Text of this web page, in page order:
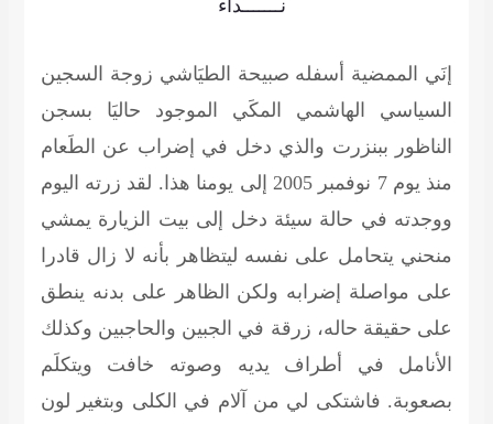
نـــــــداء
إنَي الممضية أسفله صبيحة الطيَاشي زوجة السجين
السياسي الهاشمي المكَي الموجود حاليَا بسجن
الناظور ببنزرت والذي دخل في إضراب عن الطَعام
منذ يوم 7 نوفمبر 2005 إلى يومنا هذا. لقد زرته اليوم
ووجدته في حالة سيئة دخل إلى بيت الزيارة يمشي
منحني يتحامل على نفسه ليتظاهر بأنه لا زال قادرا
على مواصلة إضرابه ولكن الظاهر على بدنه ينطق
على حقيقة حاله، زرقة في الجبين والحاجبين وكذلك
الأنامل في أطراف يديه وصوته خافت ويتكلَم
بصعوبة. فاشتكى لي من آلام في الكلى وبتغير لون